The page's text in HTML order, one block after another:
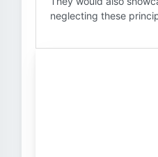
neglecting these